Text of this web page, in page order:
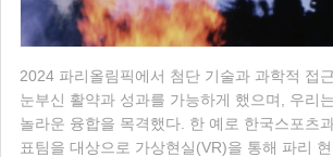
2024 파리올림픽에서 첨단 기술과 과학적 접
눈부신 활약과 성과를 가능하게 했으며, 우리
놀라운 융합을 목격했다. 한 예로 한국스포츠
표팀을 대상으로 가상현실(VR)을 통해 파리